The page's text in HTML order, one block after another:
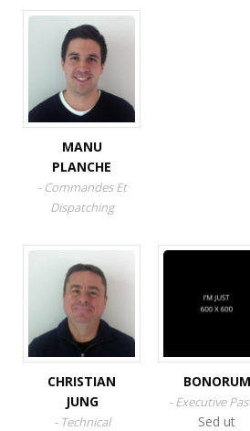
MANU
PLANCHE
- Commandes Et
Dispatching
CHRISTIAN
JUNG
- Technical
BONORUM
- Executive
Sed ut